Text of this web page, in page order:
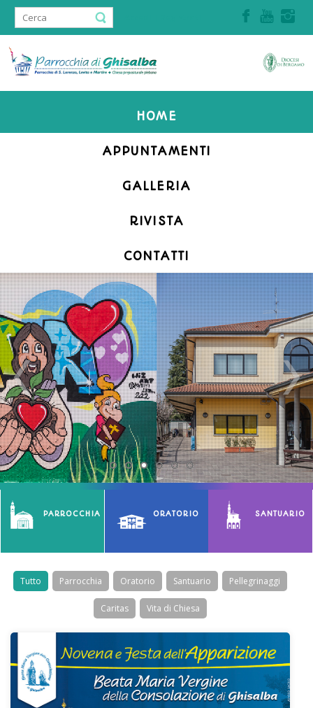
HOME
APPUNTAMENTI
GALLERIA
RIVISTA
CONTATTI
PARROCCHIA ORATORIO SANTUARIO
Tutto Parrocchia Oratorio Santuario Pellegrinaggi
Caritas Vita di Chiesa